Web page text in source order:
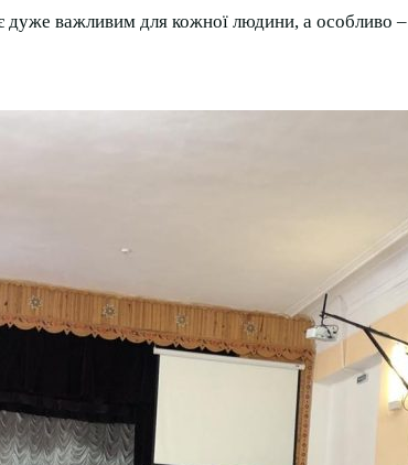
важливим для кожної людини, а особливо –